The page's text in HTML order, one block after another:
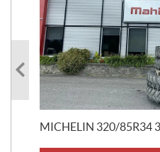
MICHELIN 320/85R34